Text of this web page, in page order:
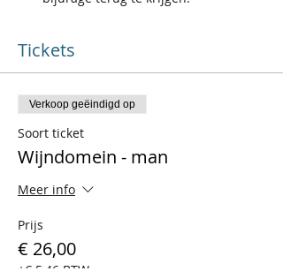
Tickets
Verkoop geëindigd op
Soort ticket
Wijndomein - man
Meer info
Prijs
€ 26,00
+€ 5,46 BTW